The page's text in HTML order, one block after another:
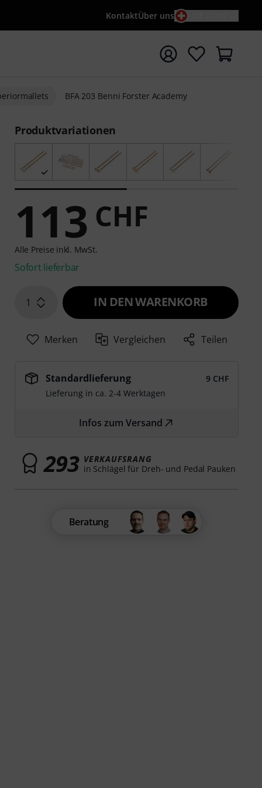
KontaktÜber uns
mit Suchwort {searchTerm} starten
BFA 203 Benni Forster Academy
Produktvariationen
113 CHF
Alle Preise inkl. MwSt.
Sofort lieferbar
1 IN DEN WARENKORB
Merken Vergleichen Teilen
Standardlieferung
9 CHF
Lieferung in ca. 2-4 Werktagen
Infos zum Versand
293 VERKAUFSRANG
in Schlägel für Dreh- und Pedal Pauken
Beratung